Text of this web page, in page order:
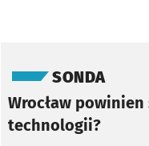
SONDA
Wrocław
technologii?